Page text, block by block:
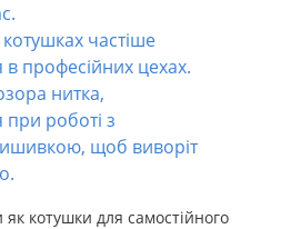
частіше
в професійних цехах.
нитка,
при роботі з
щоб виворіт
котушки для самостійного